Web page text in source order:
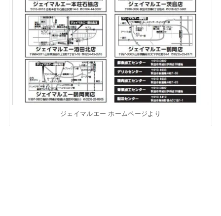
ジェイマルエー ホームページより